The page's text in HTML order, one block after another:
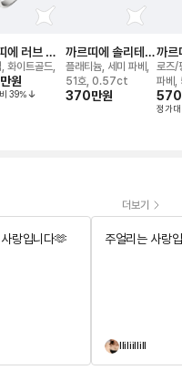
에 러브 브
릿
화이트골드,
원
39%
까르띠에 솔리테어
1895 링
플래티늄, 세미 파베,
51호, 0.57ct
370만원
까르
앵
로즈/
파베,
570
정가
더보기
랑입니다🫶 주얼리는 사랑
lliliillill